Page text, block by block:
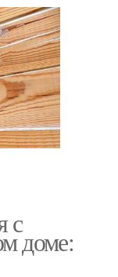
с
доме: